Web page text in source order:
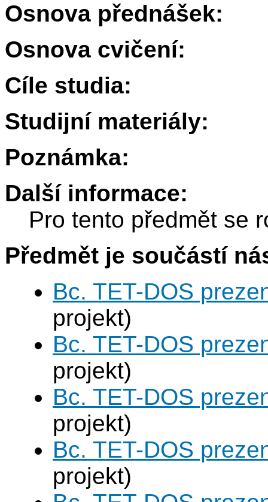
Osnova přednášek:
Osnova cvičení:
Cíle studia:
Studijní materiály:
Poznámka:
Další informace:
Pro tento předmět se
Předmět je součástí
Bc. TET-DOS
projekt)
Bc. TET-DOS
projekt)
Bc. TET-DOS
projekt)
Bc. TET-DOS
projekt)